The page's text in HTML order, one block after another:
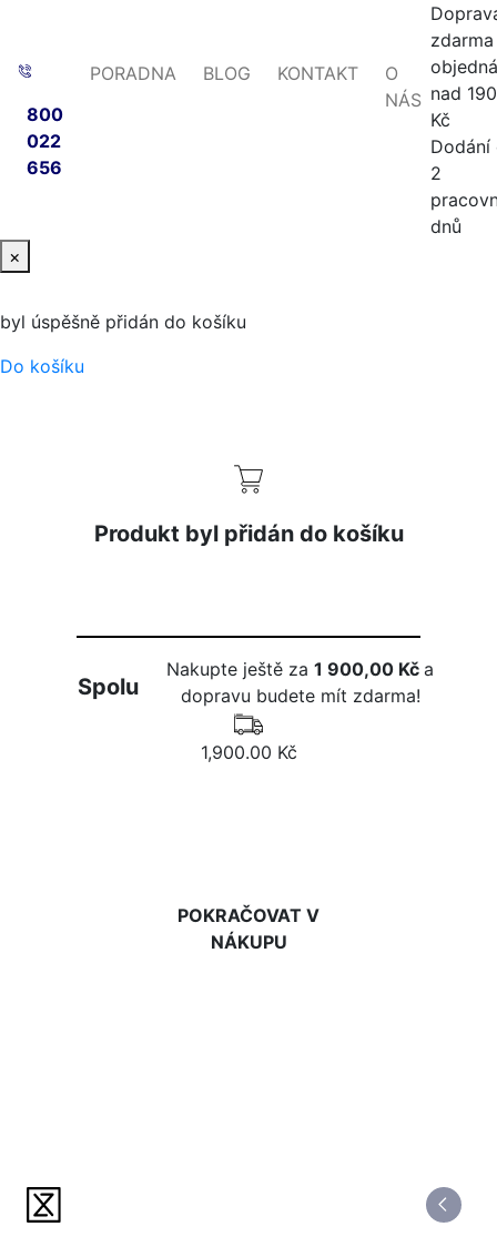
800
022
656
PORADNA BLOG KONTAKT
O
NÁS nad
Kč
Dodání
2
dnů
×
byl úspěšně přidán do košíku
Do košíku
Produkt byl přidán do košíku
Spolu
Nakupte ještě za1 900,00 Kča
dopravu budete mít zdarma!
1,900.00 Kč
POKRAČOVAT V
NÁKUPU